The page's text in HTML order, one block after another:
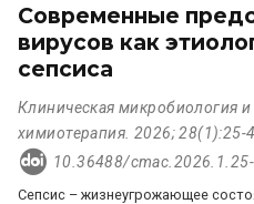
Современные
вирусов как
сепсиса
Клиническая микробиология
химиотерапия. 2026; 28(1):25-
10.36488/
Сепсис – жизнеугрожающее